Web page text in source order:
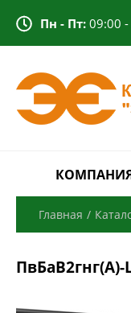
Пн - Пт: 09:00
Главная /
ПвБаВ2гнг(А)-